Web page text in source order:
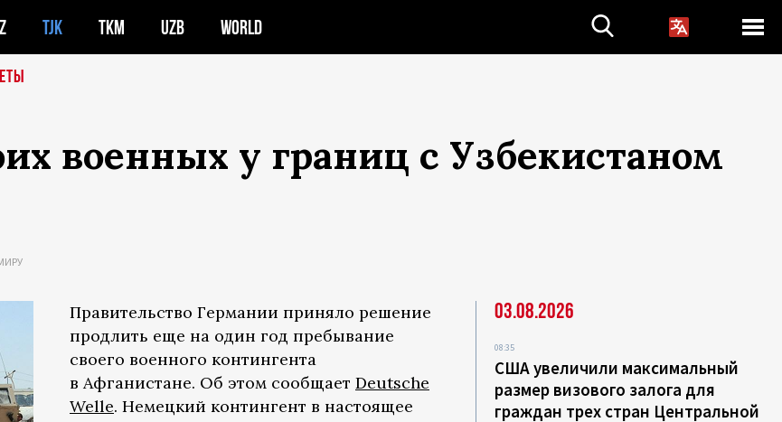
TJK TKM UZB WORLD
военных у границ с Узбекистаном
Правительство Германии приняло решение
продлить еще на один год пребывание
своего военного контингента
в Афганистане. Об этом сообщает Deutsche
Welle. Немецкий контингент в настоящее
03.08.2026
08:35
США увеличили максимальный
размер визового залога для
граждан трех стран Центральной